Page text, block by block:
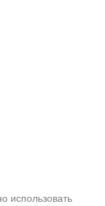
использовать